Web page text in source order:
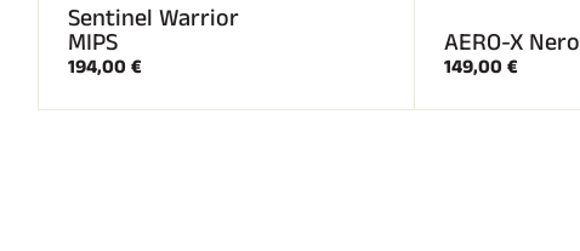
Sentinel Warrior
MIPS
194,00 €
AERO-X Nero
149,00 €